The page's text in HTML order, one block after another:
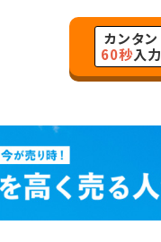
カンタン
60秒入力